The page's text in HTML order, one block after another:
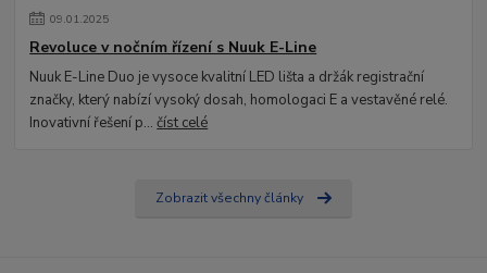
09.01.2025
Revoluce v nočním řízení s Nuuk E-Line
Nuuk E-Line Duo je vysoce kvalitní LED lišta a držák registrační
značky, který nabízí vysoký dosah, homologaci E a vestavěné relé.
Inovativní řešení p...číst celé
Zobrazit všechny články